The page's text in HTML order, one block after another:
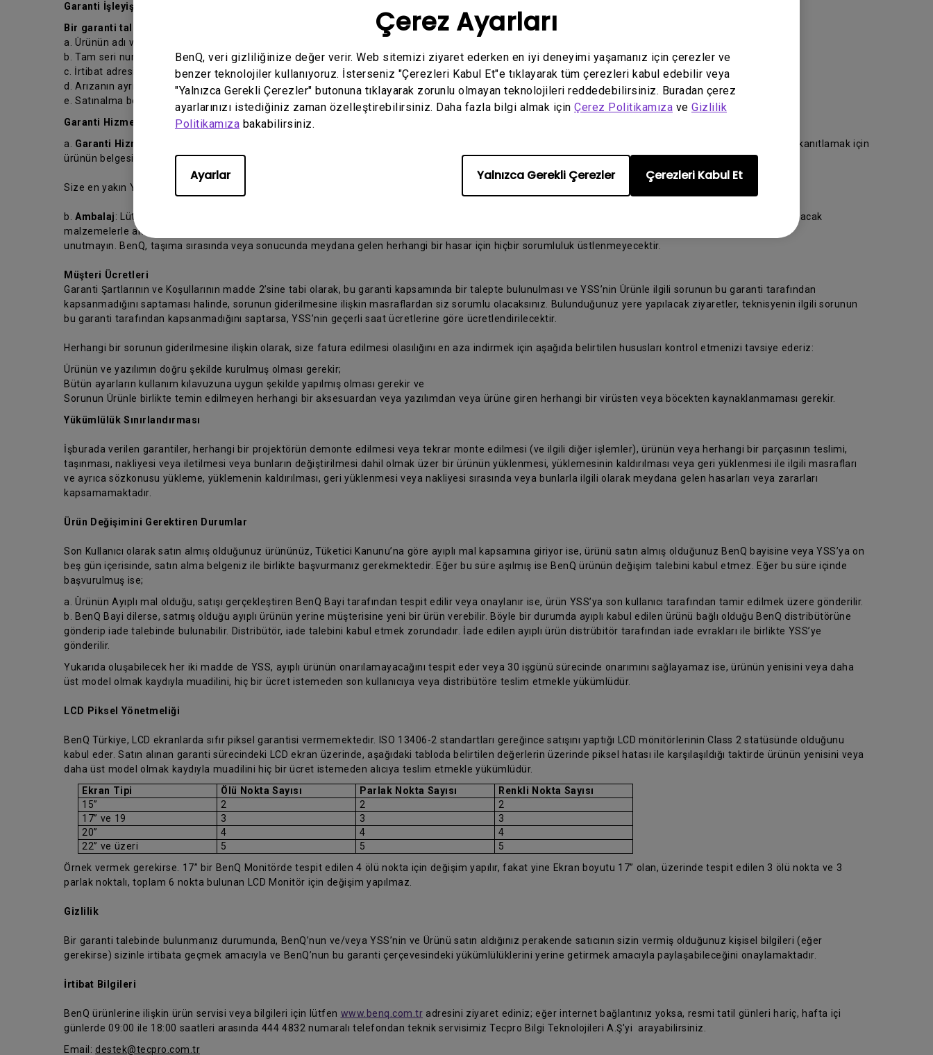
Çerez Ayarları
BenQ, veri gizliliğinize değer verir. Web sitemizi ziyaret ederken en iyi deneyimi yaşamanız için çerezler ve
benzer teknolojiler kullanıyoruz. İsterseniz "Çerezleri Kabul Et"e tıklayarak tüm çerezleri kabul edebilir veya
"Yalnızca Gerekli Çerezler" butonuna tıklayarak zorunlu olmayan teknolojileri reddedebilirsiniz. Buradan çerez
ayarlarınızı istediğiniz zaman özelleştirebilirsiniz. Daha fazla bilgi almak için Çerez Politikamıza ve Gizlilik
Politikamıza bakabilirsiniz.
Ayarlar Yalnızca Gerekli Çerezler Çerezleri Kabul Et
Garanti İşleyişi
Bir garanti talebi başlatmadan önce, lütfen aşağıda belirtilen bilgileri hazırlayınız:
a. Ürünün adı veya model numarası;
b. Tam seri numarası;
c. İrtibat adresiniz, e-postanız, telefon ve faks numaralarınız;
d. Arızanın ayrıntılı açıklaması ve
e. Satınalma belgesi.
Garanti Hizmeti Almak İçin.
a. Garanti Hizmeti
: Garanti hizmeti almak için, ürünü tamir için bir BenQ Yetkili Servis Sağlayıcısına (YSS) gönderin veya götürün. Lütfen satın alma tarihini kanıtlamak için
ürünün belgesini de koymayı unutmayın.
Size en yakın YSS’yi bulmak için lütfen
b. Ambalaj: Lütfen Ürünün taşıma sırasında hasar görebileceğini dikkate alınız. Orijinal ambalaj malzemesiyle veya Ürünün hasarsız teslim alınmasını sağlayacak
malzemelerle ambalajlayınız. Satınalma belgenizin kopyasını koymayı
unutmayın. BenQ, taşıma sırasında veya sonucunda meydana gelen herhangi bir hasar için hiçbir sorumluluk üstlenmeyecektir.
Müşteri Ücretleri
Garanti Şartlarının ve Koşullarının madde 2’sine tabi olarak, bu garanti kapsamında bir talepte bulunulması ve YSS’nin Ürünle ilgili sorunun bu garanti tarafından
kapsanmadığını saptaması halinde, sorunun giderilmesine ilişkin masraflardan siz sorumlu olacaksınız. Bulunduğunuz yere yapılacak ziyaretler, teknisyenin ilgili sorunun
bu garanti tarafından kapsanmadığını saptarsa, YSS’nin geçerli saat ücretlerine göre ücretlendirilecektir.
Herhangi bir sorunun giderilmesine ilişkin olarak, size fatura edilmesi olasılığını en aza indirmek için aşağıda belirtilen hususları kontrol etmenizi tavsiye ederiz:
Ürünün ve yazılımın doğru şekilde kurulmuş olması gerekir;
Bütün ayarların kullanım kılavuzuna uygun şekilde yapılmış olması gerekir ve
Sorunun Ürünle birlikte temin edilmeyen herhangi bir aksesuardan veya yazılımdan veya ürüne giren herhangi bir virüsten veya böcekten kaynaklanmaması gerekir.
Yükümlülük Sınırlandırması
İşburada verilen garantiler, herhangi bir projektörün demonte edilmesi veya tekrar monte edilmesi (ve ilgili diğer işlemler), ürünün veya herhangi bir parçasının teslimi,
taşınması, nakliyesi veya iletilmesi veya bunların değiştirilmesi dahil olmak üzer bir ürünün yüklenmesi, yüklemesinin kaldırılması veya geri yüklenmesi ile ilgili masrafları
ve ayrıca sözkonusu yükleme, yüklemenin kaldırılması, geri yüklenmesi veya nakliyesi sırasında veya bunlarla ilgili olarak meydana gelen hasarları veya zararları
kapsamamaktadır.
Ürün Değişimini Gerektiren Durumlar
Son Kullanıcı olarak satın almış olduğunuz ürününüz, Tüketici Kanunu’na göre ayıplı mal kapsamına giriyor ise, ürünü satın almış olduğunuz BenQ bayisine veya YSS’ya on
beş gün içerisinde, satın alma belgeniz ile birlikte başvurmanız gerekmektedir. Eğer bu süre aşılmış ise BenQ ürünün değişim talebini kabul etmez. Eğer bu süre içinde
başvurulmuş ise;
a. Ürünün Ayıplı mal olduğu, satışı gerçekleştiren BenQ Bayi tarafından tespit edilir veya onaylanır ise, ürün YSS’ya son kullanıcı tarafından tamir edilmek üzere gönderilir.
b. BenQ Bayi dilerse, satmış olduğu ayıplı ürünün yerine müşterisine yeni bir ürün verebilir. Böyle bir durumda ayıplı kabul edilen ürünü bağlı olduğu BenQ distribütörüne
gönderip iade talebinde bulunabilir. Distribütör, iade talebini kabul etmek zorundadır. İade edilen ayıplı ürün distrübitör tarafından iade evrakları ile birlikte YSS’ye
gönderilir.
Yukarıda oluşabilecek her iki madde de YSS, ayıplı ürünün onarılamayacağını tespit eder veya 30 işgünü sürecinde onarımını sağlayamaz ise, ürünün yenisini veya daha
üst model olmak kaydıyla muadilini, hiç bir ücret istemeden son kullanıcıya veya distribütöre teslim etmekle yükümlüdür.
LCD Piksel Yönetmeliği
BenQ Türkiye, LCD ekranlarda sıfır piksel garantisi vermemektedir. ISO 13406-2 standartları gereğince satışını yaptığı LCD mönitörlerinin Class 2 statüsünde olduğunu
kabul eder. Satın alınan garanti sürecindeki LCD ekran üzerinde, aşağıdaki tabloda belirtilen değerlerin üzerinde piksel hatası ile karşılaşıldığı taktirde ürünün yenisini veya
daha üst model olmak kaydıyla muadilini hiç bir ücret istemeden alıcıya teslim etmekle yükümlüdür.
Ekran Tipi
Ölü Nokta Sayısı Parlak Nokta Sayısı
Renkli Nokta Sayısı
15”
2 2
2
17” ve 19
3 3
3
20”
4 4
4
22” ve üzeri
5 5
5
Örnek vermek gerekirse. 17” bir BenQ Monitörde tespit edilen 4 ölü nokta için değişim yapılır, fakat yine Ekran boyutu 17” olan, üzerinde tespit edilen 3 ölü nokta ve 3
parlak noktalı, toplam 6 nokta bulunan LCD Monitör için değişim yapılmaz.
Gizlilik
Bir garanti talebinde bulunmanız durumunda, BenQ’nun ve/veya YSS’nin ve Ürünü satın aldığınız perakende satıcının sizin vermiş olduğunuz kişisel bilgileri (eğer
gerekirse) sizinle irtibata geçmek amacıyla ve BenQ’nun bu garanti çerçevesindeki yükümlülüklerini yerine getirmek amacıyla paylaşabileceğini onaylamaktadır.
İrtibat Bilgileri
BenQ ürünlerine ilişkin ürün servisi veya bilgileri için lütfen www.benq.com.tr adresini ziyaret ediniz; eğer internet bağlantınız yoksa, resmi tatil günleri hariç, hafta içi
günlerde 09:00 ile 18:00 saatleri arasında 444 4832 numaralı telefondan teknik servisimiz Tecpro Bilgi Teknolojileri A.Ş'yi arayabilirsiniz.
Email: destek@tecpro.com.tr